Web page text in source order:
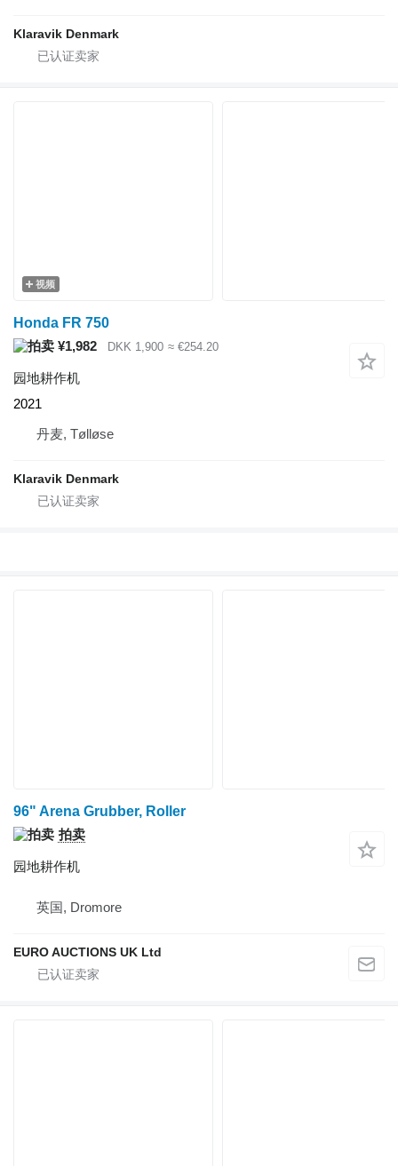
Klaravik Denmark
视频
Honda FR 750
¥1,982
DKK 1,900 ≈ €254.20
园地耕作机
2021
丹麦, Tølløse
Klaravik Denmark
96" Arena Grubber, Roller
拍卖
园地耕作机
英国, Dromore
EURO AUCTIONS UK Ltd